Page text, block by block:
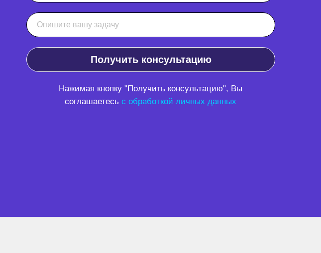
Нажимая кнопку "Получить консультацию", Вы
соглашаетесь с обработкой личных данных
Получить консультацию